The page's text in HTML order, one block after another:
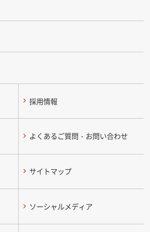
採用情報
よくあるご質問・お問い合わせ
サイトマップ
ソーシャルメディア